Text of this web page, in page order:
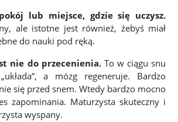
lub miejsce, gdzie się uczysz.
ale istotne jest również, żebyś miał
do nauki pod ręką.
nie do przecenienia.To w ciągu snu
a mózg regeneruje. Bardzo
się przed snem. Wtedy bardzo mocno
zapominania. Maturzysta skuteczny i
wyspany.